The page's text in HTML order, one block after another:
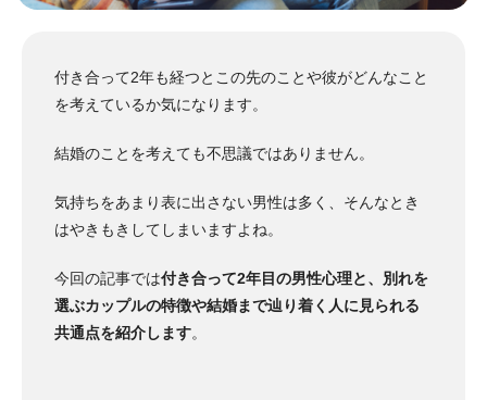
付き合って2年も経つとこの先のことや彼がどんなこと
を考えているか気になります。
結婚のことを考えても不思議ではありません。
気持ちをあまり表に出さない男性は多く、そんなとき
はやきもきしてしまいますよね。
今回の記事では付き合って2年目の男性心理と、別れを
選ぶカップルの特徴や結婚まで辿り着く人に見られる
共通点を紹介します。